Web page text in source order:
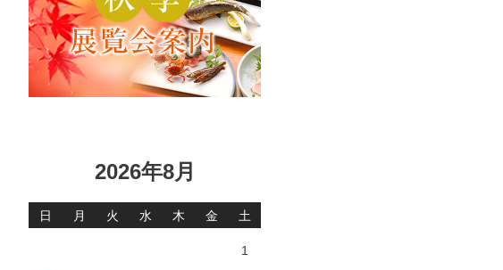
2026年8月
日 月 火 水 木 金 土
1